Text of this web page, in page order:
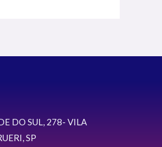
DO SUL, 278- VILA
SP